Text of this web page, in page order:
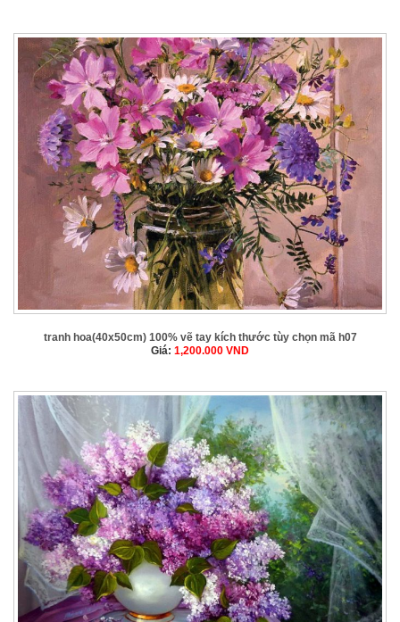
tranh hoa(40x50cm) 100% vẽ tay kích thước tùy chọn mã h07
Giá: 1,200.000 VND